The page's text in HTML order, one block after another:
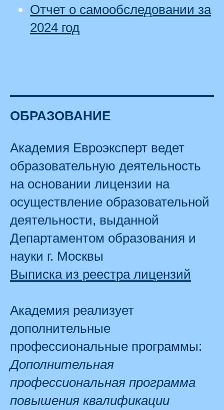
Отчет о самообследовании за
2024 год
ОБРАЗОВАНИЕ
Академия Евроэксперт ведет
образовательную деятельность
на основании лицензии на
осуществление образовательной
деятельности, выданной
Департаментом образования и
науки г. Москвы
Выписка из реестра лицензий
Академия реализует
дополнительные
профессиональные программы:
Дополнительная
профессиональная программа
повышения квалификации